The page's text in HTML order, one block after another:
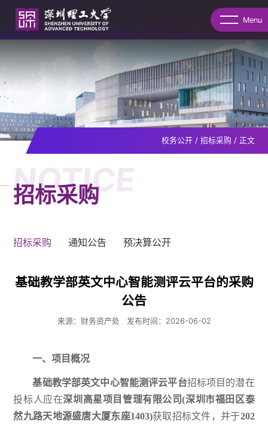
Menu
校务公开/ 招标采购 / 正文
NOTICE
招标采购
招标采购 通知公告 预决算公开
基础教学部英文中心智能测评云平台的采购
公告
来源：财务资产处 发布时间：2026-06-02
一、项目概况
基础教学部英文中心智能测评云平台招标项目的潜在
投标人应在深圳高星项目管理有限公司(深圳市福田区泰
然九路天地源盛唐大厦东座1403)获取招标文件，并于202